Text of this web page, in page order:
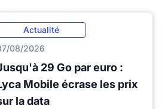
Actualité
08/2026
29 Go par euro :
Mobile écrase les prix
la data